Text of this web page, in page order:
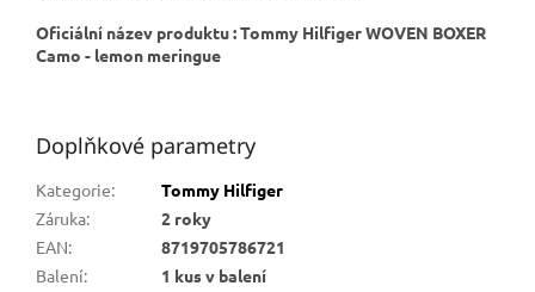
Oficiální název produktu : Tommy Hilfiger WOVEN BOXER
Camo - lemon meringue
Doplňkové parametry
Kategorie:
Tommy Hilfiger
Záruka:
2 roky
EAN:
8719705786721
Balení:
1 kus v balení